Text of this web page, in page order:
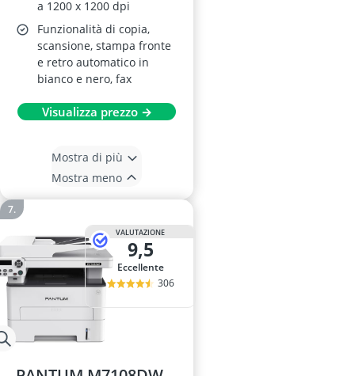
a 1200 x 1200 dpi
Funzionalità di copia,
scansione, stampa fronte
e retro automatico in
bianco e nero, fax
Visualizza prezzo →
Mostra di più
Mostra meno
VALUTAZIONE
9,5
Eccellente
306